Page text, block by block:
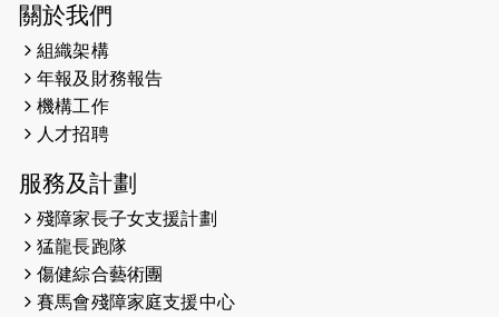
2024-01-01
2023-11-28
2023-09-30
共融理念 港聞 2023.09.30 金金
2023-06-28
2023-06-15
RTHK 香港電台-凝聚香港：第二百五
關於我們
組織架構
年報及財務報告
機構工作
人才招聘
服務及計劃
殘障家長子女支援計劃
猛龍長跑隊
傷健綜合藝術團
賽馬會殘障家庭支援中心